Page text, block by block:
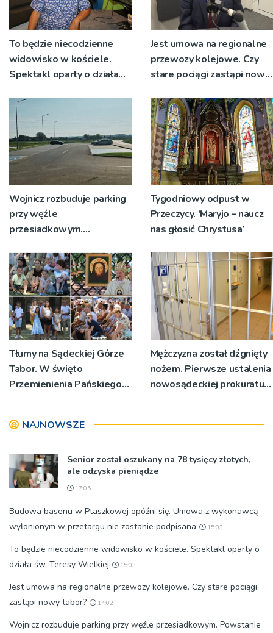
To będzie niecodzienne
widowisko w kościele.
Spektakl oparty o działa
Jest umowa na regionalne
przewozy kolejowe. Czy
stare pociągi zastąpi nowy
Wojnicz rozbuduje parking
przy węźle
przesiadkowym.
miejsc
Tygodniowy odpust w
Przeczycy. 'Maryjo – naucz
nas głosić Chrystusa’
Tłumy na Sądeckiej Górze
Tabor. W święto
Przemienienia Pańskiego
[ZDJĘCIA]
Mężczyzna został dźgnięty
nożem. Pierwsze ustalenia
nowosądeckiej prokuratury
NAJNOWSZE
Senior został oszukany na 78 tysięcy złotych,
ale odzyska pieniądze
17:05
Budowa basenu w Ptaszkowej opóźni się. Umowa z wykonawcą
wyłonionym w przetargu nie zostanie podpisana
15:03
To będzie niecodzienne widowisko w kościele. Spektakl oparty o
działa św. Teresy Wielkiej
15:03
Jest umowa na regionalne przewozy kolejowe. Czy stare pociągi
zastąpi nowy tabor?
14:02
Wojnicz rozbuduje parking przy węźle przesiadkowym. Powstanie